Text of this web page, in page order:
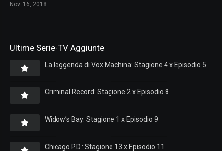
Nov. 16, 2018
Ultime Serie-TV Aggiunte
La leggenda di Vox Machina: Stagione 4 x Episodio 5
Criminal Record: Stagione 2 x Episodio 8
Widow’s Bay: Stagione 1 x Episodio 9
Chicago P.D.: Stagione 13 x Episodio 11